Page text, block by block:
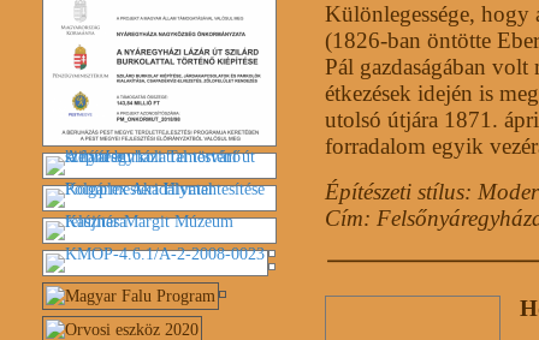
Különlegessége, hogy
(1826-ban öntötte
Pál gazdaságában
étkezések idején is
utolsó útjára 1871.
forradalom egyik
Építészeti stílus:
Cím: